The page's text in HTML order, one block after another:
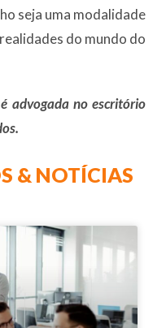
seja uma modalidade
do mundo do
advogada no escritório
& NOTÍCIAS